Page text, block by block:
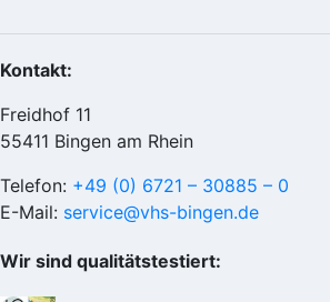
Kontakt:
Freidhof 11
55411 Bingen am Rhein
Telefon: +49 (0) 6721 – 30885 – 0
E-Mail: service@vhs-bingen.de
Wir sind qualitätstestiert: